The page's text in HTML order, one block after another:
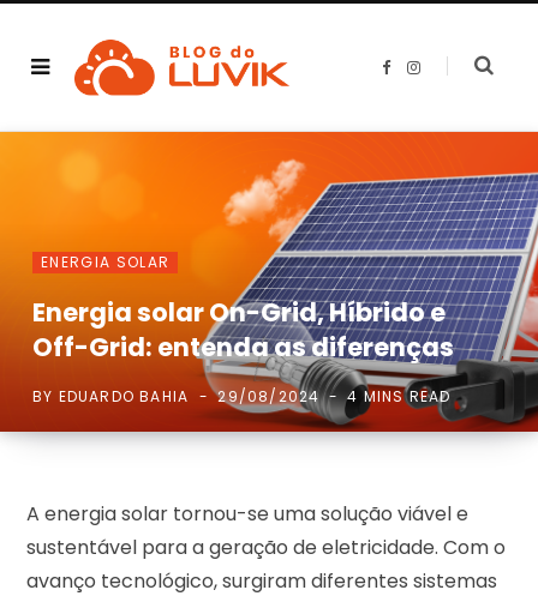
F
b
k
I
a
a
m
ENERGIA SOLAR
Energia solar On-Grid, Híbrido e
Off-Grid: entenda as diferenças
BY EDUARDO BAHIA 29/08/2024 4 MINS READ
A energia solar tornou-se uma solução viável e
sustentável para a geração de eletricidade. Com o
avanço tecnológico, surgiram diferentes sistemas